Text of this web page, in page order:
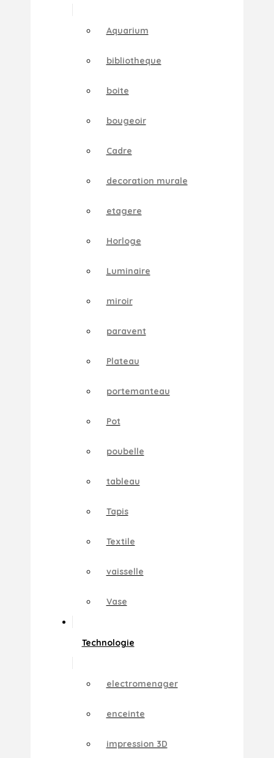
Aquarium
bibliotheque
boite
bougeoir
Cadre
decoration murale
etagere
Horloge
Luminaire
miroir
paravent
Plateau
portemanteau
Pot
poubelle
tableau
Tapis
Textile
vaisselle
Vase
Technologie
electromenager
enceinte
impression 3D